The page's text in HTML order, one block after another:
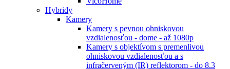
Hybridy
Kamery
Kamery s pevnou ohniskovou
vzdialenosťou - dome - až 1080p
Kamery s objektívom s premenlivou
ohniskovou vzdialenosťou a s
infračerveným (IR) reflektorom - do 8.3